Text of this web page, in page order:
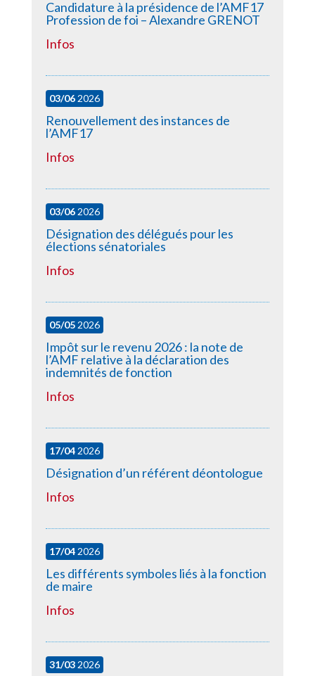
Candidature à la présidence de l’AMF17
Profession de foi – Alexandre GRENOT
Infos
03/062026
Renouvellement des instances de
l’AMF17
Infos
03/062026
Désignation des délégués pour les
élections sénatoriales
Infos
05/052026
Impôt sur le revenu 2026 : la note de
l’AMF relative à la déclaration des
indemnités de fonction
Infos
17/042026
Désignation d’un référent déontologue
Infos
17/042026
Les différents symboles liés à la fonction
de maire
Infos
31/032026